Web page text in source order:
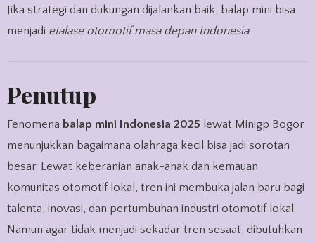
Jika strategi dan dukungan dijalankan baik, balap mini bisa
menjadi etalase otomotif masa depan Indonesia.
Penutup
Fenomena balap mini Indonesia 2025 lewat Minigp Bogor
menunjukkan bagaimana olahraga kecil bisa jadi sorotan
besar. Lewat keberanian anak-anak dan kemauan
komunitas otomotif lokal, tren ini membuka jalan baru bagi
talenta, inovasi, dan pertumbuhan industri otomotif lokal.
Namun agar tidak menjadi sekadar tren sesaat, dibutuhkan